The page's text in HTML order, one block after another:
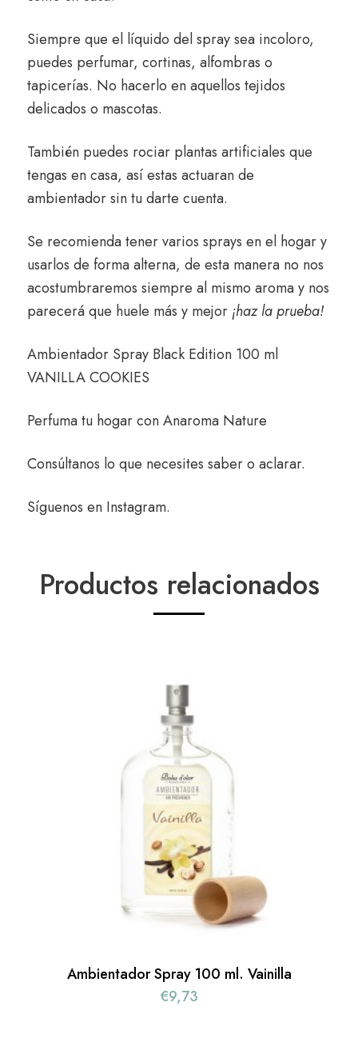
Siempre que el líquido del spray sea incoloro,
puedes perfumar, cortinas, alfombras o
tapicerías. No hacerlo en aquellos tejidos
delicados o mascotas.
También puedes rociar plantas artificiales que
tengas en casa, así estas actuaran de
ambientador sin tu darte cuenta.
Se recomienda tener varios sprays en el hogar y
usarlos de forma alterna, de esta manera no nos
acostumbraremos siempre al mismo aroma y nos
parecerá que huele más y mejor ¡haz la prueba!
Ambientador Spray Black Edition 100 ml
VANILLA COOKIES
Perfuma tu hogar conAnaroma Nature
Consúltanos lo que necesites saber o aclarar.
Síguenos en Instagram.
Productos relacionados
Ambientador Spray 100 ml. Vainilla
€9,73